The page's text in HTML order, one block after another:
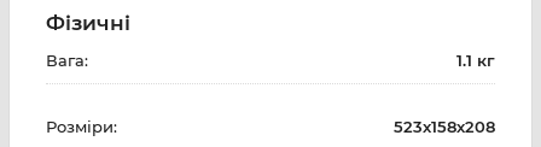
Фізичні
Вага: 1.1 кг
Розміри: 523х158х208